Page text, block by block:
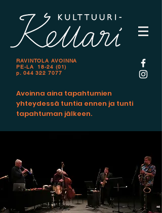
RAVINTOLA AVOINNA
PE-LA 18-24 (01)
p. 044 322 7077
Avoinna aina tapahtumien
yhteydessä tuntia ennen ja tunti
tapahtuman jälkeen.